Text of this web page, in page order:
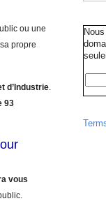
ou une
propre
d’Industrie.
93
vous